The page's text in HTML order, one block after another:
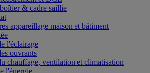
& cadre saillie
appareillage maison et bâtiment
l'éclairage
ouvrants
chauffage, ventilation et climatisation
l'énergie